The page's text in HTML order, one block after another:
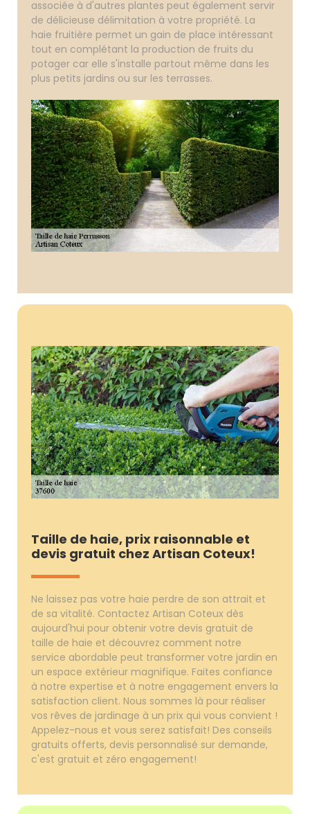
associée à d'autres plantes peut également servir
de délicieuse délimitation à votre propriété. La
haie fruitière permet un gain de place intéressant
tout en complétant la production de fruits du
potager car elle s'installe partout même dans les
plus petits jardins ou sur les terrasses.
Taille de haie, prix raisonnable et
devis gratuit chez Artisan Coteux!
Ne laissez pas votre haie perdre de son attrait et
de sa vitalité. Contactez Artisan Coteux dès
aujourd'hui pour obtenir votre devis gratuit de
taille de haie et découvrez comment notre
service abordable peut transformer votre jardin en
un espace extérieur magnifique. Faites confiance
à notre expertise et à notre engagement envers la
satisfaction client. Nous sommes là pour réaliser
vos rêves de jardinage à un prix qui vous convient !
Appelez-nous et vous serez satisfait! Des conseils
gratuits offerts, devis personnalisé sur demande,
c'est gratuit et zéro engagement!